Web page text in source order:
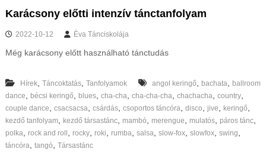
Karácsony előtti intenzív tánctanfolyam
2022-10-12 Éva Tánciskolája
Még karácsony előtt használható tánctudás
Hírek, Táncoktatás, Tanfolyamok angol keringő bachata
ballroom
dance
bécsi keringő blues, cha-cha cha-cha-cha chachacha country,
couple dance csacsacsa csárdás, csoportos táncóra disco jive keringő
kezdő tanfolyam kezdő társastánc, mambó merengue mulatós, páros tánc,
polka rock and roll rocky, roki rumba salsa slow-fox, slowfox, swing
táncóra tangó Társastánc